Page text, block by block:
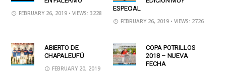
FEBRUARY 26, 2019 • VIEWS: 3228
ESPECIAL
FEBRUARY 26, 2019 • VIEWS: 2726
ABIERTO DE
CHAPALEUFÚ
FEBRUARY 20, 2019
COPA POTRILLOS
2018 – NUEVA
FECHA